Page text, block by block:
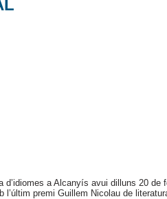
d’idiomes a Alcanyís avui dilluns 20
l’últim premi Guillem Nicolau de